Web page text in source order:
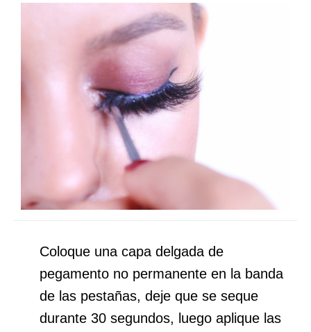
Coloque una capa delgada de
pegamento no permanente en la banda
de las pestañas, deje que se seque
durante 30 segundos, luego aplique las